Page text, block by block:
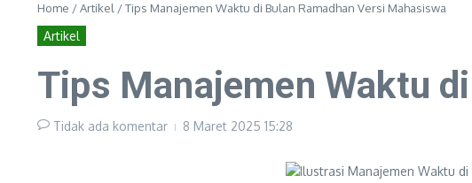
Home /Artikel /Tips Manajemen Waktu di Bulan Ramadhan Versi Mahasiswa
Artikel
Tips Manajemen Waktu
Tidak ada komentar 8 Maret 2025 15:28